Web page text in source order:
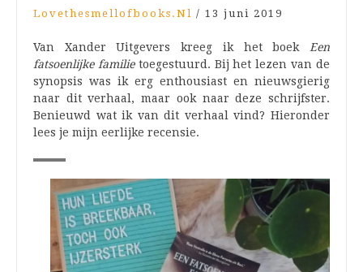
Lovethesmellofbooks.nl / 13 juni 2019
Van Xander Uitgevers kreeg ik het boek
Een
fatsoenlijke familietoegestuurd. Bij het lezen van de
synopsis was ik erg enthousiast en nieuwsgierig
naar dit verhaal, maar ook naar deze schrijfster.
Benieuwd wat ik van dit verhaal vind? Hieronder
lees je mijn eerlijke recensie.